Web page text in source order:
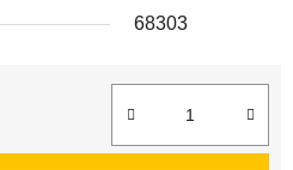
68303